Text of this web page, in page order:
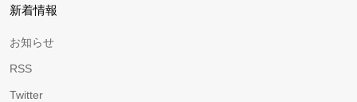
新着情報
お知らせ
RSS
Twitter